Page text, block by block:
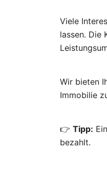
Viele
lassen. Die
Wir bieten
Immobilie
👉 Tipp:
bezahlt.